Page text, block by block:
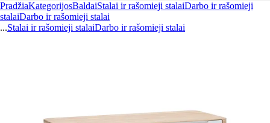
PradžiaKategorijosBaldaiStalai ir rašomieji stalaiDarbo ir rašomieji
stalaiDarbo ir rašomieji stalai
...Stalai ir rašomieji stalaiDarbo ir rašomieji stalai